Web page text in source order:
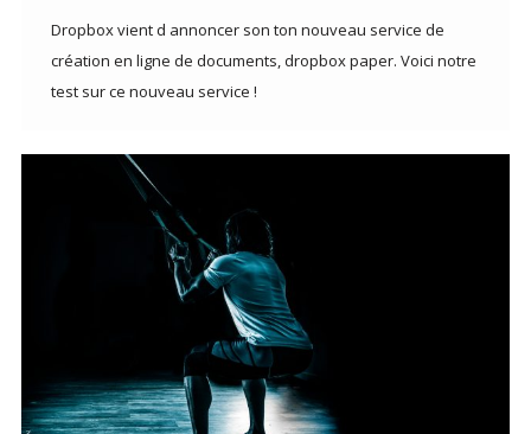
Dropbox vient d annoncer son ton nouveau service de
création en ligne de documents, dropbox paper. Voici notre
test sur ce nouveau service !